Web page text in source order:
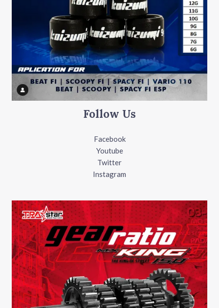
Follow Us
Facebook
Youtube
Twitter
Instagram